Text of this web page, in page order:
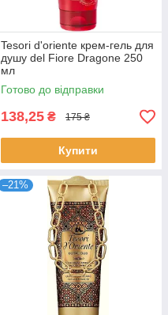
Tesori d'oriente крем-гель для
душу del Fiore Dragone 250
мл
Готово до відправки
138,25 ₴ 175 ₴
Купити
–21%